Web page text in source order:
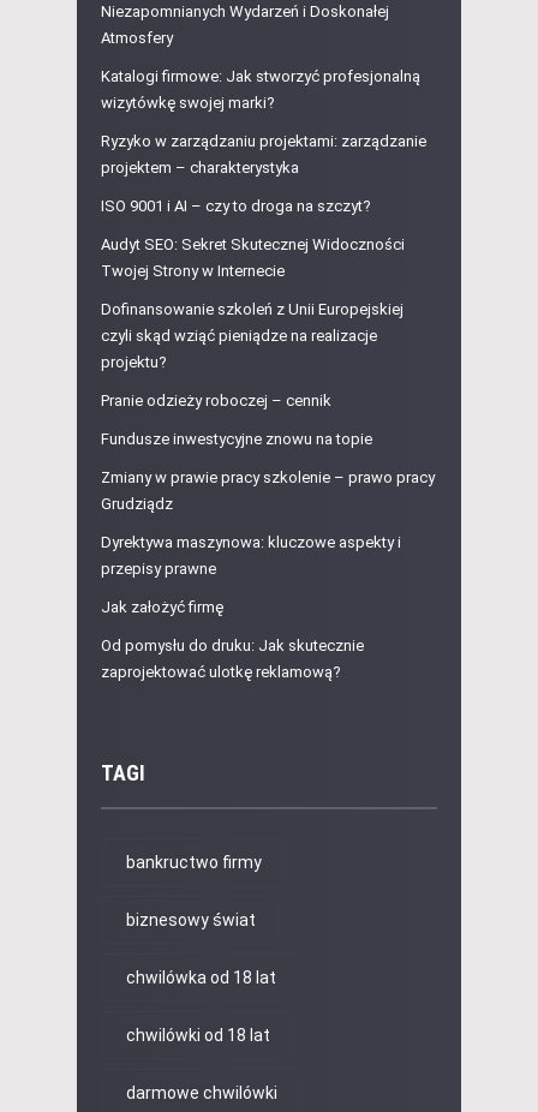
Niezapomnianych Wydarzeń i Doskonałej
Atmosfery
Katalogi firmowe: Jak stworzyć profesjonalną
wizytówkę swojej marki?
Ryzyko w zarządzaniu projektami: zarządzanie
projektem – charakterystyka
ISO 9001 i AI – czy to droga na szczyt?
Audyt SEO: Sekret Skutecznej Widoczności
Twojej Strony w Internecie
Dofinansowanie szkoleń z Unii Europejskiej
czyli skąd wziąć pieniądze na realizacje
projektu?
Pranie odzieży roboczej – cennik
Fundusze inwestycyjne znowu na topie
Zmiany w prawie pracy szkolenie – prawo pracy
Grudziądz
Dyrektywa maszynowa: kluczowe aspekty i
przepisy prawne
Jak założyć firmę
Od pomysłu do druku: Jak skutecznie
zaprojektować ulotkę reklamową?
TAGI
bankructwo firmy
biznesowy świat
chwilówka od 18 lat
chwilówki od 18 lat
darmowe chwilówki